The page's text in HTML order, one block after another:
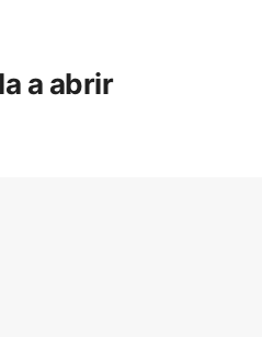
a abrir